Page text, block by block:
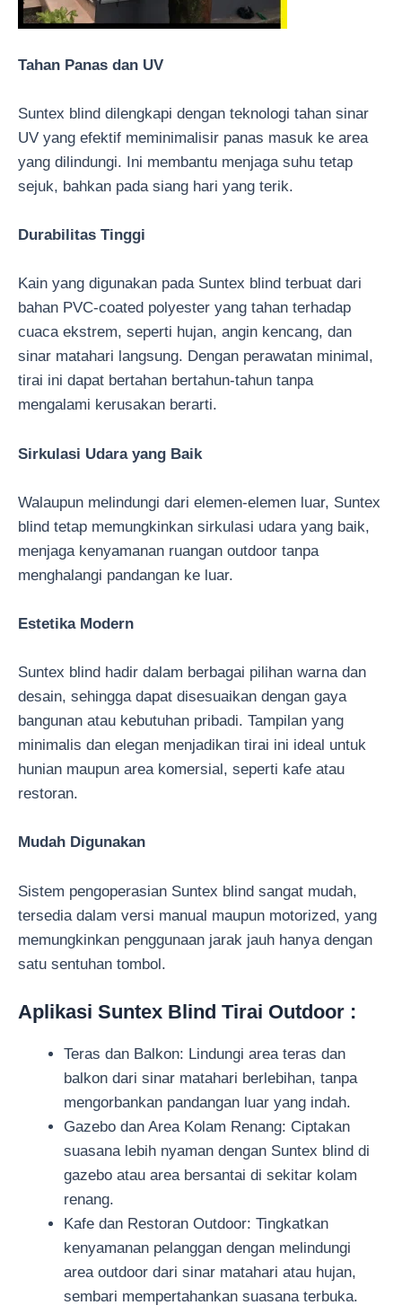
Tahan Panas dan UV
Suntex blind dilengkapi dengan teknologi tahan sinar
UV yang efektif meminimalisir panas masuk ke area
yang dilindungi. Ini membantu menjaga suhu tetap
sejuk, bahkan pada siang hari yang terik.
Durabilitas Tinggi
Kain yang digunakan pada Suntex blind terbuat dari
bahan PVC-coated polyester yang tahan terhadap
cuaca ekstrem, seperti hujan, angin kencang, dan
sinar matahari langsung. Dengan perawatan minimal,
tirai ini dapat bertahan bertahun-tahun tanpa
mengalami kerusakan berarti.
Sirkulasi Udara yang Baik
Walaupun melindungi dari elemen-elemen luar, Suntex
blind tetap memungkinkan sirkulasi udara yang baik,
menjaga kenyamanan ruangan outdoor tanpa
menghalangi pandangan ke luar.
Estetika Modern
Suntex blind hadir dalam berbagai pilihan warna dan
desain, sehingga dapat disesuaikan dengan gaya
bangunan atau kebutuhan pribadi. Tampilan yang
minimalis dan elegan menjadikan tirai ini ideal untuk
hunian maupun area komersial, seperti kafe atau
restoran.
Mudah Digunakan
Sistem pengoperasian Suntex blind sangat mudah,
tersedia dalam versi manual maupun motorized, yang
memungkinkan penggunaan jarak jauh hanya dengan
satu sentuhan tombol.
Aplikasi Suntex Blind Tirai Outdoor :
Teras dan Balkon: Lindungi area teras dan
balkon dari sinar matahari berlebihan, tanpa
mengorbankan pandangan luar yang indah.
Gazebo dan Area Kolam Renang: Ciptakan
suasana lebih nyaman dengan Suntex blind di
gazebo atau area bersantai di sekitar kolam
renang.
Kafe dan Restoran Outdoor: Tingkatkan
kenyamanan pelanggan dengan melindungi
area outdoor dari sinar matahari atau hujan,
sembari mempertahankan suasana terbuka.